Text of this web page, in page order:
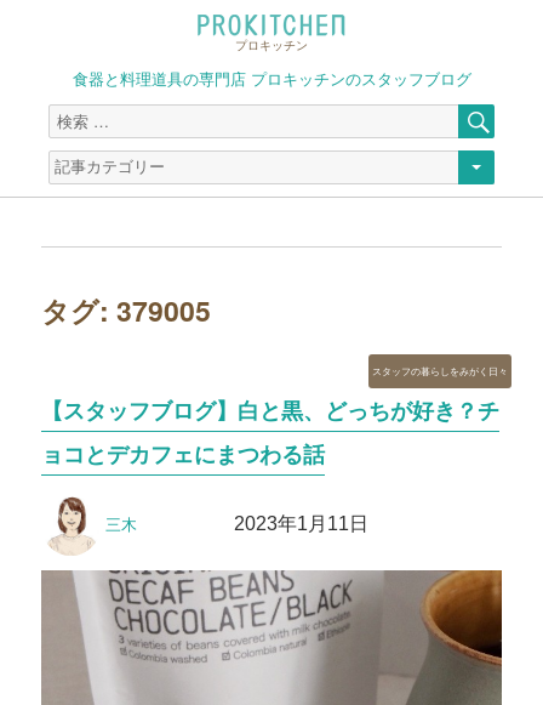
プロキッチン
食器と料理道具の専門店 プロキッチンのスタッフブログ
検
索
対
象:
索
タグ:379005
【スタッフブログ】白と黒、どっちが好き？チ
ョコとデカフェにまつわる話
稿
三木 2023年1月11日
カ
テ
ゴ
スタッフの暮らしをみがく日々